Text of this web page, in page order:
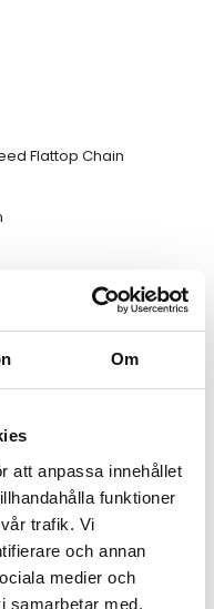
Om
att anpassa innehållet
funktioner
trafik. Vi
och annan
medier och
samarbetar med.
Flattop Chain
D-Light Straight Pull
29mm inner width,
D-Light Straight Pull
T5/T7 Compound,